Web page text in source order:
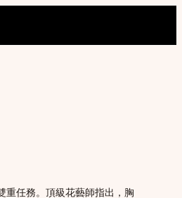
重任務。頂級花藝師指出，胸